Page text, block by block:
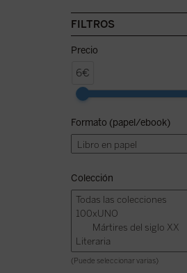
FILTROS
Precio
6€
Formato (papel/ebook)
Colección
(Puede seleccionar varias)